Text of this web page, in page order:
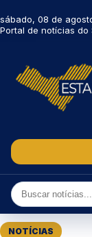
sábado, 08 de
Portal de notícias do
NOTÍCIAS